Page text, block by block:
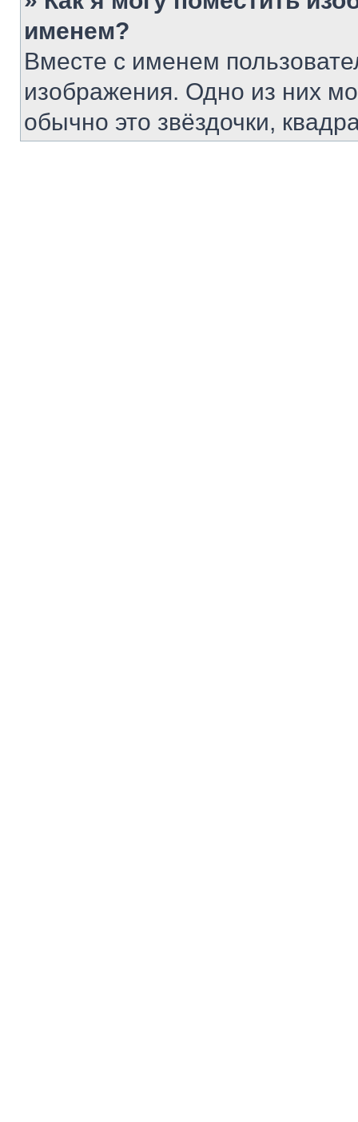
именем?
Вместе с именем
изображения. Одно из них
обычно это звёздочки,